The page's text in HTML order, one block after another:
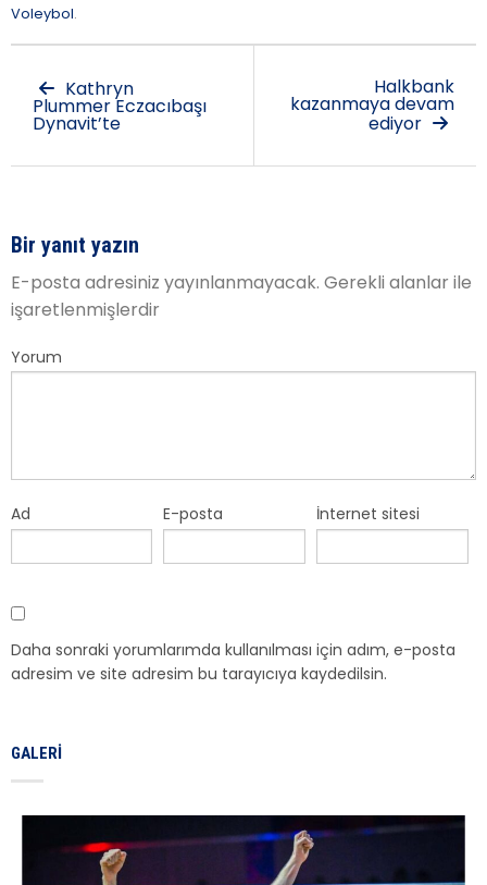
Voleybol.
Kathryn
Plummer Eczacıbaşı
Dynavit’te
Halkbank
kazanmaya devam
ediyor
Bir yanıt yazın
E-posta adresiniz yayınlanmayacak. Gerekli alanlar ile
işaretlenmişlerdir
Yorum
Ad E-posta İnternet sitesi
Daha sonraki yorumlarımda kullanılması için adım, e-posta
adresim ve site adresim bu tarayıcıya kaydedilsin.
GALERI